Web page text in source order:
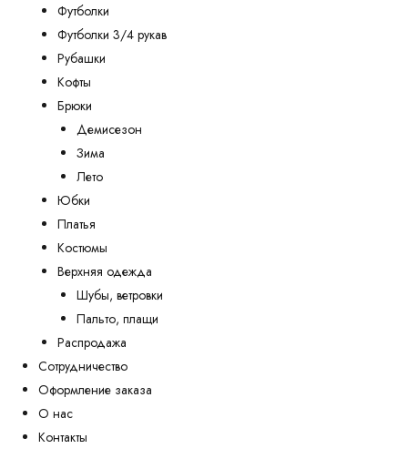
Футболки
Футболки 3/4 рукав
Рубашки
Кофты
Брюки
Демисезон
Зима
Лето
Юбки
Платья
Костюмы
Верхняя одежда
Шубы, ветровки
Пальто, плащи
Распродажа
Сотрудничество
Оформление заказа
О нас
Контакты